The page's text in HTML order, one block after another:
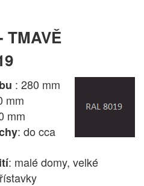
TMAVĚ
: 280 mm
mm
mm
: do cca
: malé domy, velké